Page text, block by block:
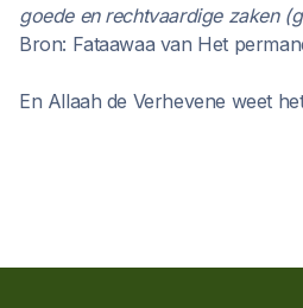
goede en rechtvaardige zaken
Bron: Fataawaa van Het
En Allaah de Verhevene weet